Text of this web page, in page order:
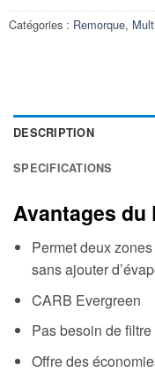
Catégories : Remorque,
DESCRIPTION
SPECIFICATIONS
Avantages du
Permet deux
sans ajouter
CARB Evergreen
Pas besoin de
Offre des